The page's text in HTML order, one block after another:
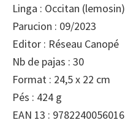
Linga : Occitan (lemosin)
Parucion : 09/2023
Editor : Réseau Canopé
Nb de pajas : 30
Format : 24,5 x 22 cm
Pés : 424 g
EAN 13 : 9782240056016